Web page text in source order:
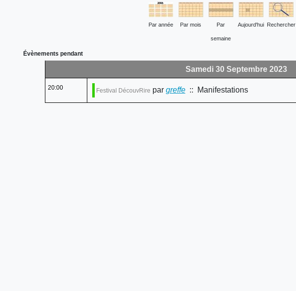
Par année Par mois Par
semaine
Aujourd'hui Rechercher
Évènements pendant
Samedi 30 Septembre 2023
20:00 Festival DécouvRire par greffe:: Manifestations